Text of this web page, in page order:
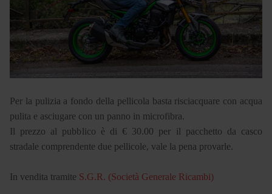
Per la pulizia a fondo della pellicola basta risciacquare con acqua
pulita e asciugare con un panno in microfibra.
Il prezzo al pubblico è di € 30.00 per il pacchetto da casco
stradale comprendente due pellicole, vale la pena provarle.
In vendita tramite S.G.R. (Società Generale Ricambi)